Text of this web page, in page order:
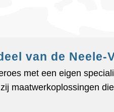
van de Neele-
met een eigen
maatwerkoplossingen